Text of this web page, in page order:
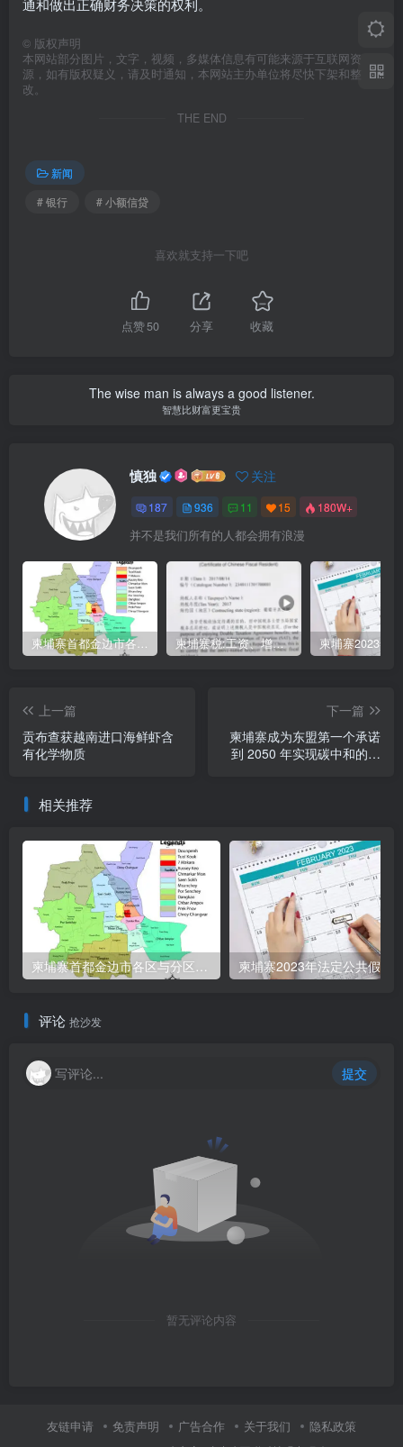
通和做出正确财务决策的权利。
© 版权声明
本网站部分图片，文字，视频，多媒体信息有可能来源于互联网资
源，如有版权疑义，请及时通知，本网站主办单位将尽快下架和整
改。
THE END
新闻
# 银行
# 小额信贷
喜欢就支持一下吧
点赞50 分享 收藏
The wise man is always a good listener.
智慧比财富更宝贵
慎独 关注
187 936 11 15 180W+
并不是我们所有的人都会拥有浪漫
柬埔寨首都金边市各区与分区名称分布 柬埔寨税:工资、增值、预扣、利润、专利、产业、注册税
上一篇
贡布查获越南进口海鲜虾含
有化学物质
下一篇
柬埔寨成为东盟第一个承诺
到 2050 年实现碳中和的国
相关推荐
柬埔寨2023年法定公共假期
评论 抢沙发
写评论... 提交
暂无评论内容
友链申请 免责声明 广告合作 关于我们 隐私政策